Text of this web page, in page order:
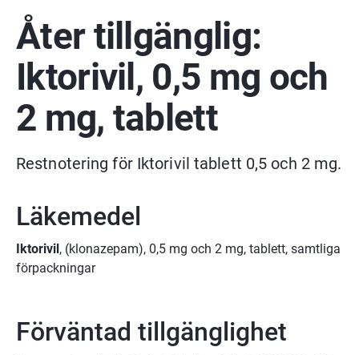
Åter tillgänglig:
Iktorivil, 0,5 mg och
2 mg, tablett
Restnotering för Iktorivil tablett 0,5 och 2 mg.
Läkemedel
Iktorivil, (klonazepam), 0,5 mg och 2 mg, tablett, samtliga
förpackningar
Förväntad tillgänglighet